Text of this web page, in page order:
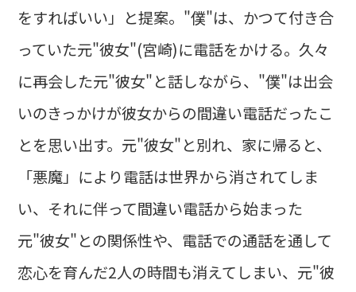
をすればいい」と提案。"僕"は、かつて付き合
っていた元"彼女"(宮崎)に電話をかける。久々
に再会した元"彼女"と話しながら、"僕"は出会
いのきっかけが彼女からの間違い電話だったこ
とを思い出す。元"彼女"と別れ、家に帰ると、
「悪魔」により電話は世界から消されてしま
い、それに伴って間違い電話から始まった
元"彼女"との関係性や、電話での通話を通して
恋心を育んだ2人の時間も消えてしまい、元"彼